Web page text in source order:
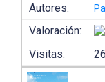
Autores:
Valoración:
Visitas: